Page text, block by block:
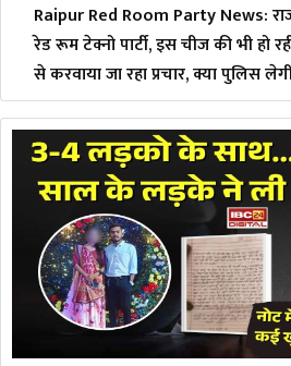
Raipur Red Room Party News:
रेड रूम टेक्नो पार्टी, इस चीज की भी हो
से करवाया जा रहा प्रचार, क्या पुलिस